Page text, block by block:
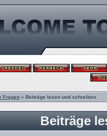
Fragen» Beiträge lesen und schreiben
Beiträge